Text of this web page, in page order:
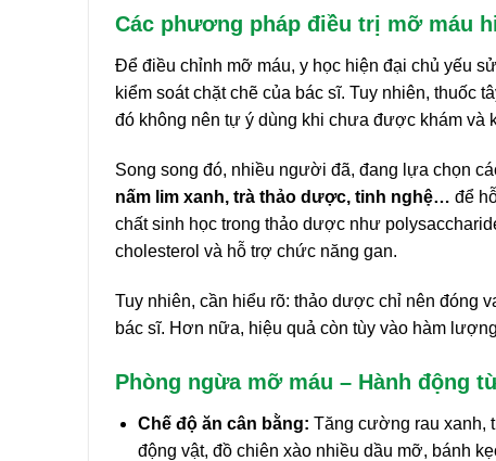
Các phương pháp điều trị mỡ máu
Để điều chỉnh mỡ máu, y học hiện đại chủ yếu
kiểm soát chặt chẽ của bác sĩ. Tuy nhiên, thuốc
đó không nên tự ý dùng khi chưa được khám và
Song song đó, nhiều người đã, đang lựa chọn
nấm lim xanh, trà thảo dược, tinh nghệ… để
chất sinh học trong thảo dược như
cholesterol và hỗ trợ chức năng gan.
Tuy nhiên, cần hiểu rõ: thảo dược chỉ nên đóng
bác sĩ. Hơn nữa, hiệu quả còn tùy vào hàm
Phòng ngừa mỡ máu – Hành động
Chế độ ăn cân bằng: Tăng cường rau xanh,
động vật, đồ chiên xào nhiều dầu mỡ, bánh